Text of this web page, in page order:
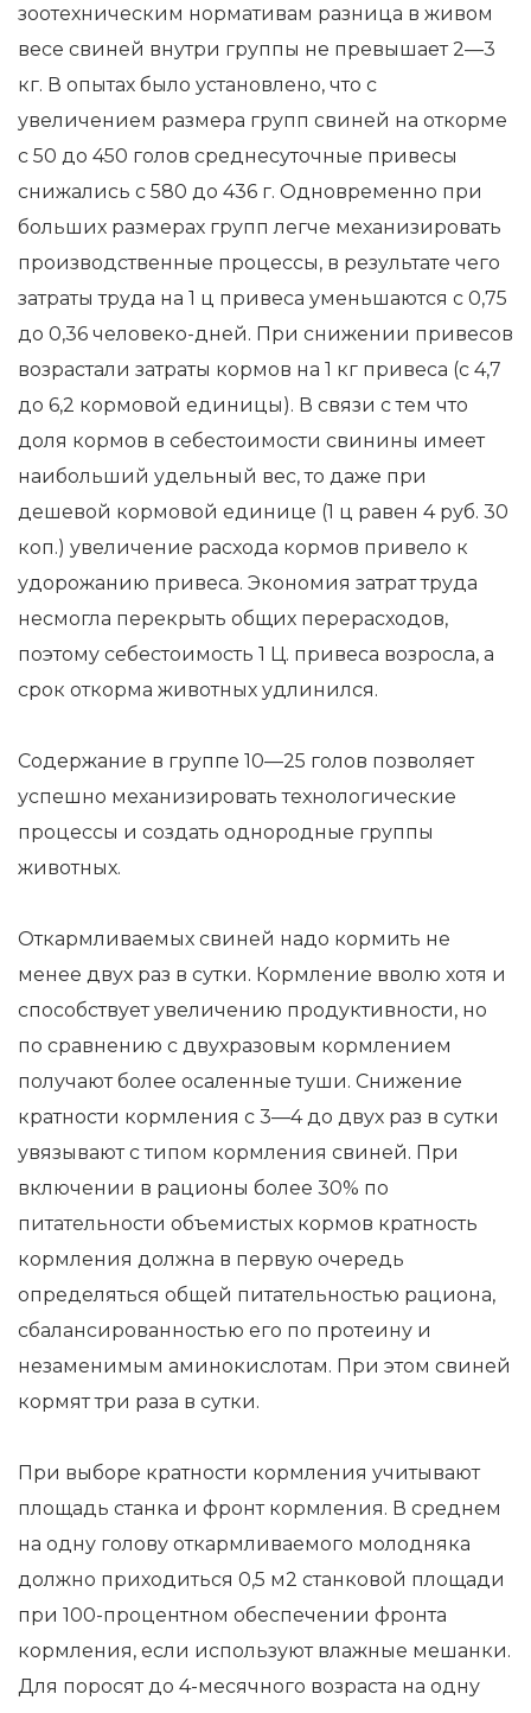
зоотехническим нормативам разница в живом
весе свиней внутри группы не превышает 2—3
кг. В опытах было установлено, что с
увеличением размера групп свиней на откорме
с 50 до 450 голов среднесуточные привесы
снижались с 580 до 436 г. Одновременно при
больших размерах групп легче механизировать
производственные процессы, в результате чего
затраты труда на 1 ц привеса уменьшаются с 0,75
до 0,36 человеко-дней. При снижении привесов
возрастали затраты кормов на 1 кг привеса (с 4,7
до 6,2 кормовой единицы). В связи с тем что
доля кормов в себестоимости свинины имеет
наибольший удельный вес, то даже при
дешевой кормовой единице (1 ц равен 4 руб. 30
коп.) увеличение расхода кормов привело к
удорожанию привеса. Экономия затрат труда
несмогла перекрыть общих перерасходов,
поэтому себестоимость 1 Ц. привеса возросла, а
срок откорма животных удлинился.
Содержание в группе 10—25 голов позволяет
успешно механизировать технологические
процессы и создать однородные группы
животных.
Откармливаемых свиней надо кормить не
менее двух раз в сутки. Кормление вволю хотя и
способствует увеличению продуктивности, но
по сравнению с двухразовым кормлением
получают более осаленные туши. Снижение
кратности кормления с 3—4 до двух раз в сутки
увязывают с типом кормления свиней. При
включении в рационы более 30% по
питательности объемистых кормов кратность
кормления должна в первую очередь
определяться общей питательностью рациона,
сбалансированностью его по протеину и
незаменимым аминокислотам. При этом свиней
кормят три раза в сутки.
При выборе кратности кормления учитывают
площадь станка и фронт кормления. В среднем
на одну голову откармливаемого молодняка
должно приходиться 0,5 м2 станковой площади
при 100-процентном обеспечении фронта
кормления, если используют влажные мешанки.
Для поросят до 4-месячного возраста на одну